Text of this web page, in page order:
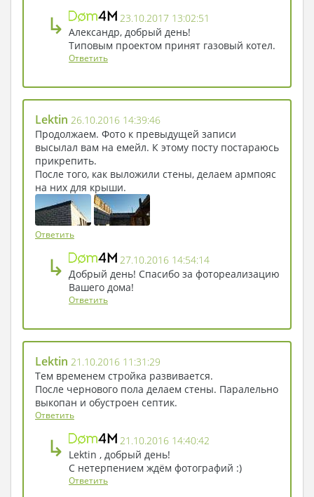
↳
23.10.2017 13:02:51
Александр, добрый день!
Типовым проектом принят газовый котел.
Ответить
Lektin 26.10.2016 14:39:46
Продолжаем. Фото к превыдущей записи
высылал вам на емейл. К этому посту постараюсь
прикрепить.
После того, как выложили стены, делаем армпояс
на них для крыши.
Ответить
↳
27.10.2016 14:54:14
Добрый день! Спасибо за фотореализацию
Вашего дома!
Ответить
Lektin 21.10.2016 11:31:29
Тем временем стройка развивается.
После чернового пола делаем стены. Паралельно
выкопан и обустроен септик.
Ответить
↳
21.10.2016 14:40:42
Lektin , добрый день!
С нетерпением ждём фотографий :)
Ответить